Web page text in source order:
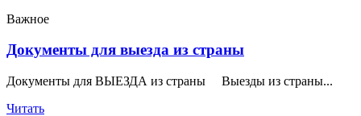
Важное
Документы для выезда из страны
Документы для ВЫЕЗДА из страны Выезды из страны...
Читать